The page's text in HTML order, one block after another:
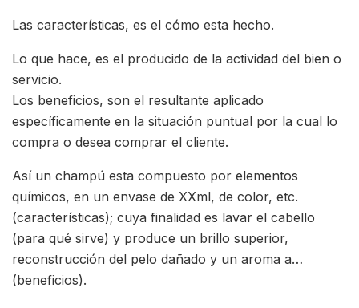
Las características, es el cómo esta hecho.
Lo que hace, es el producido de la actividad del bien o
servicio.
Los beneficios, son el resultante aplicado
específicamente en la situación puntual por la cual lo
compra o desea comprar el cliente.
Así un champú esta compuesto por elementos
químicos, en un envase de XXml, de color, etc.
(características); cuya finalidad es lavar el cabello
(para qué sirve) y produce un brillo superior,
reconstrucción del pelo dañado y un aroma a…
(beneficios).